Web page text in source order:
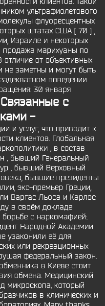
ультрафиолетового
флуоресцентных
штатах США [ 70 ] ,
Израиле и некоторых
продажа марихуаны по
от объективных
заметны и могут быть
поведении
30 января
с
-
и услуг, что приводит к
клиентов. Глобальная
, в состав
, бывший Генеральный
, бывший Верховный
бывшие президенты
экс-премьер Греции,
Варгас Льоса и Карлос
в своём докладе
с наркомафией:.
Народной Академии
узаконили её для
или рекреационных
федеральный закон.
в Киеве стоит
обмена. Медицинский
микроскопа, который
в клинических и